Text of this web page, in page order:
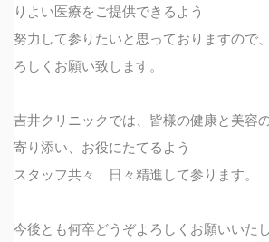
りよい医療をご提供できるよう
努力して参りたいと思っておりますので
ろしくお願い致します。
吉井クリニックでは、皆様の健康と美容
寄り添い、お役にたてるよう
スタッフ共々 日々精進して参ります。
今後とも何卒どうぞよろしくお願いいたし